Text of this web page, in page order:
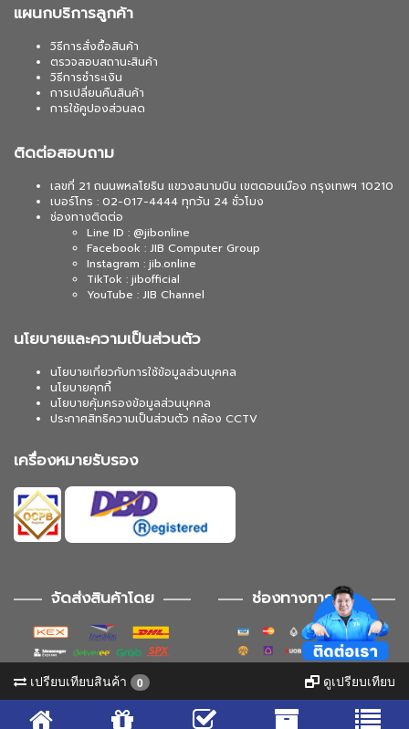
แผนกบริการลูกค้า
วิธีการสั่งซื้อสินค้า
ตรวจสอบสถานะสินค้า
วิธีการชำระเงิน
การเปลี่ยนคืนสินค้า
การใช้คูปองส่วนลด
ติดต่อสอบถาม
เลขที่ 21 ถนนพหลโยธิน แขวงสนามบิน เขตดอนเมือง กรุงเทพฯ 10210
เบอร์โทร : 02-017-4444 ทุกวัน 24 ชั่วโมง
ช่องทางติดต่อ
Line ID : @jibonline
Facebook : JIB Computer Group
Instagram : jib.online
TikTok : jibofficial
YouTube : JIB Channel
นโยบายและความเป็นส่วนตัว
นโยบายเกี่ยวกับการใช้ข้อมูลส่วนบุคคล
นโยบายคุกกี้
นโยบายคุ้มครองข้อมูลส่วนบุคคล
ประกาศสิทธิความเป็นส่วนตัว กล้อง CCTV
เครื่องหมายรับรอง
จัดส่งสินค้าโดย ช่องทางการชำระ
ช่องทางการติดตาม
เปรียบเทียบสินค้า 0 ดูเปรียบเทียบ